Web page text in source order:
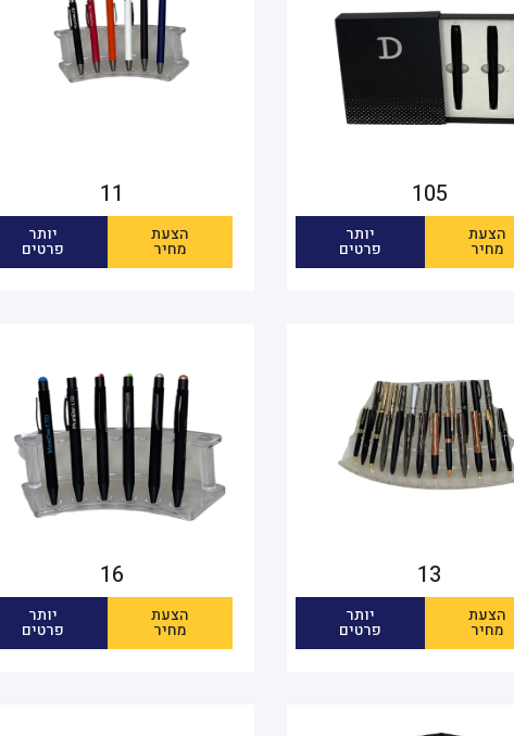
105
הצעת
מחיר
יותר
פרטים
11
הצעת
מחיר
יותר
פרטים
13
הצעת
מחיר
יותר
פרטים
16
הצעת
מחיר
יותר
פרטים